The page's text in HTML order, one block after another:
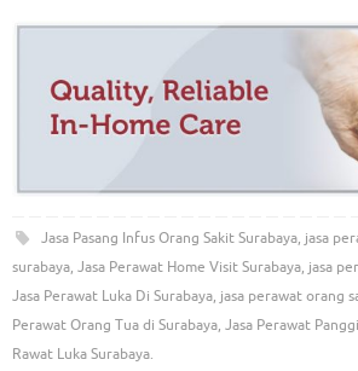
Jasa Pasang Infus Orang Sakit Surabaya, jasa
surabaya, Jasa Perawat Home Visit Surabaya, jasa
Jasa Perawat Luka Di Surabaya, jasa perawat orang
Perawat Orang Tua di Surabaya, Jasa Perawat
Rawat Luka Surabaya.